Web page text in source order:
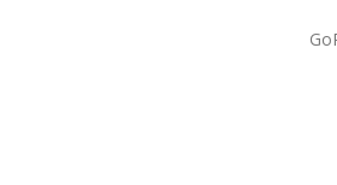
הצהרת נגישות